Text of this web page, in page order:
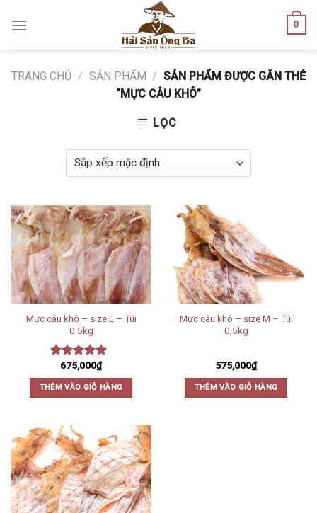
0
TRANG CHỦ / SẢN PHẨM / SẢN PHẨM ĐƯỢC GẮN THẺ
“MỰC CÂU KHÔ”
LỌC
Mực câu khô – size L – Túi
0.5kg
Được xếp
hạng4.67
5 sao
675,000₫
THÊM VÀO GIỎ HÀNG
Mực câu khô – size M – Túi
0,5kg
575,000₫
THÊM VÀO GIỎ HÀNG